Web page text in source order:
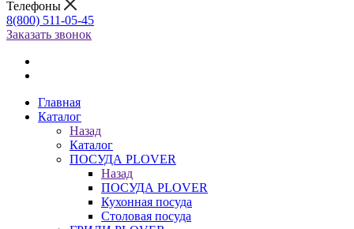
Телефоны
8(800) 511-05-45
Заказать звонок
Главная
Каталог
Назад
Каталог
ПОСУДА PLOVER
Назад
ПОСУДА PLOVER
Кухонная посуда
Столовая посуда